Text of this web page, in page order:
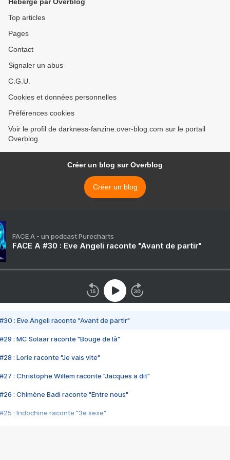
Top articles
Pages
Contact
Signaler un abus
C.G.U.
Cookies et données personnelles
Préférences cookies
Voir le profil de darkness-fanzine.over-blog.com sur le portail
Overblog
Créer un blog sur Overblog
Créer un blog
FACE A - un podcast Purecharts
FACE A #30 : Eve Angeli raconte "Avant de partir"
#30 : Eve Angeli raconte "Avant de partir"
#29 : MC Solaar raconte "Bouge de là"
#28 : Lorie raconte "Je vais vite"
#27 : Christophe Willem raconte "Jacques a dit"
#26 : Chimène Badi raconte "Entre nous"
#25 : Indochine raconte "3e sexe"